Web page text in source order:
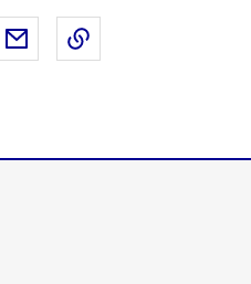
X sur LinkedIn
Partager par email